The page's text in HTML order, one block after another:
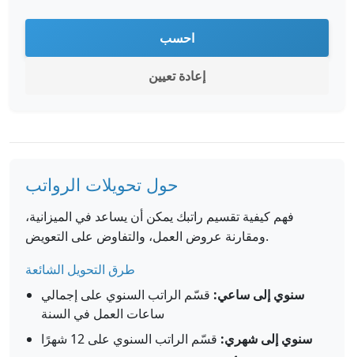
احسب
إعادة تعيين
حول تحويلات الرواتب
فهم كيفية تقسيم راتبك يمكن أن يساعد في الميزانية،
ومقارنة عروض العمل، والتفاوض على التعويض.
طرق التحويل الشائعة
سنوي إلى ساعي: قسّم الراتب السنوي على إجمالي
ساعات العمل في السنة
سنوي إلى شهري: قسّم الراتب السنوي على 12 شهرًا